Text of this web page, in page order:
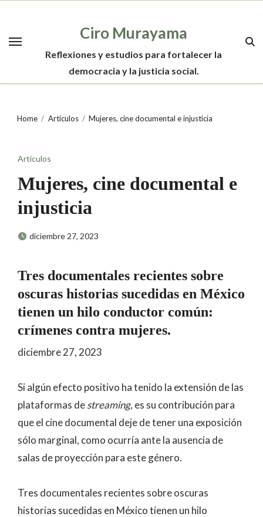
content
Ciro Murayama
Reflexiones y estudios para fortalecer la
democracia y la justicia social.
Home Artículos Mujeres, cine documental e injusticia
Artículos
Mujeres, cine documental e
injusticia
diciembre 27, 2023
Tres documentales recientes sobre
oscuras historias sucedidas en México
tienen un hilo conductor común:
crímenes contra mujeres.
diciembre 27, 2023
Si algún efecto positivo ha tenido la extensión de las
plataformas destreaming, es su contribución para
que el cine documental deje de tener una exposición
sólo marginal, como ocurría ante la ausencia de
salas de proyección para este género.
Tres documentales recientes sobre oscuras
historias sucedidas en México tienen un hilo